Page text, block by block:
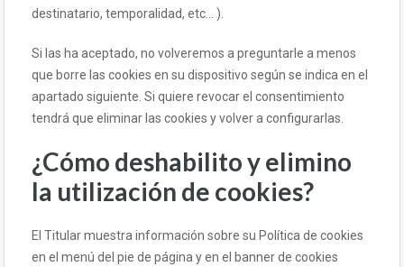
destinatario, temporalidad, etc... ).
Si las ha aceptado, no volveremos a preguntarle a menos
que borre las cookies en su dispositivo según se indica en el
apartado siguiente. Si quiere revocar el consentimiento
tendrá que eliminar las cookies y volver a configurarlas.
¿Cómo deshabilito y elimino
la utilización de cookies?
El Titular muestra información sobre su Política de cookies
en el menú del pie de página y en el banner de cookies